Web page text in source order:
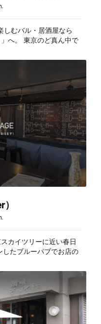
しむバル・居酒屋なら
へ。 東京のど真ん中で
題でリーズナブルに楽し
用した名物「自家製ロテ
です。ビアカクテルやワ
カイツリーに近い春日
たブルーパブでお店の
内では、ガラス越しにタ
ルを味わえます。